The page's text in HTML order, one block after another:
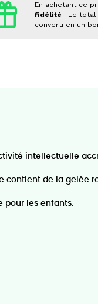
En achetant ce
fidélité . Le
converti en un
intellectuelle
contient de la gelée
pour les enfants.